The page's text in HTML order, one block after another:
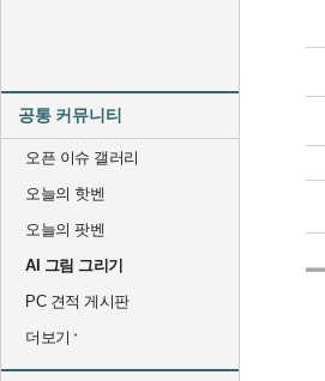
공통 커뮤니티
오픈 이슈 갤러리
오늘의 핫벤
오늘의 팟벤
AI 그림 그리기
PC 견적 게시판
더보기